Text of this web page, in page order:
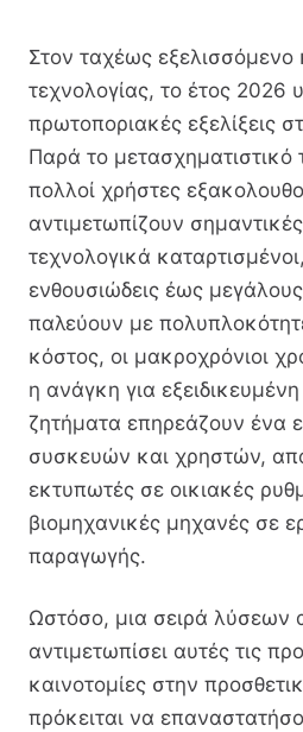
Στον ταχέως εξελισσόμενο
τεχνολογίας, το έτος 2026
πρωτοποριακές εξελίξεις
Παρά το μετασχηματιστικό
πολλοί χρήστες
αντιμετωπίζουν
τεχνολογικά
ενθουσιώδεις έως
παλεύουν με
κόστος, οι μακροχρόνιοι
η ανάγκη για
ζητήματα επηρεάζουν ένα
συσκευών και χρηστών,
εκτυπωτές σε οικιακές
βιομηχανικές μηχανές σε
παραγωγής.
Ωστόσο, μια σειρά λύσεων
αντιμετωπίσει αυτές τις
καινοτομίες στην
πρόκειται να